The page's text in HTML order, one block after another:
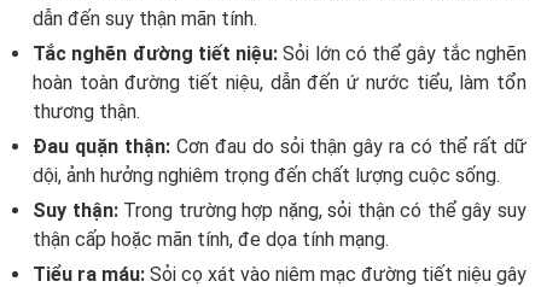
dẫn đến suy thận mãn tính.
Tắc nghẽn đường tiết niệu: Sỏi lớn có thể gây tắc nghẽn
hoàn toàn đường tiết niệu, dẫn đến ứ nước tiểu, làm tổn
thương thận.
Đau quặn thận:Cơn đau do sỏi thận gây ra có thể rất dữ
dội, ảnh hưởng nghiêm trọng đến chất lượng cuộc sống.
Suy thận:Trong trường hợp nặng, sỏi thận có thể gây suy
thận cấp hoặc mãn tính, đe dọa tính mạng.
Tiểu ra máu: Sỏi cọ xát vào niêm mạc đường tiết niệu gây